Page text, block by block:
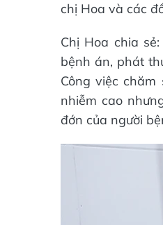
chị Hoa và các
Chị Hoa chia
bệnh án, phát
Công việc
nhiễm cao
đớn của người